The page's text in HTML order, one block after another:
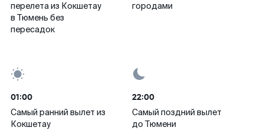
перелета из Кокшетау
в Тюмень без
пересадок
городами
01:00
Самый ранний вылет из
Кокшетау
22:00
Самый поздний вылет
до Тюмени